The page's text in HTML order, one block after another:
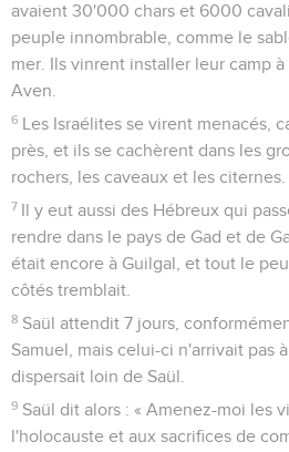
avaient 30'000 chars et 6000
peuple innombrable, comme le
mer. Ils vinrent installer leur camp
Aven.
6 Les Israélites se virent menacés,
près, et ils se cachèrent dans les
rochers, les caveaux et les citernes.
7 Il y eut aussi des Hébreux qui
rendre dans le pays de Gad et de
était encore à Guilgal, et tout le
côtés tremblait.
8 Saül attendit 7 jours,
Samuel, mais celui-ci n'arrivait pas
dispersait loin de Saül.
9 Saül dit alors : « Amenez-moi les
l'holocauste et aux sacrifices de